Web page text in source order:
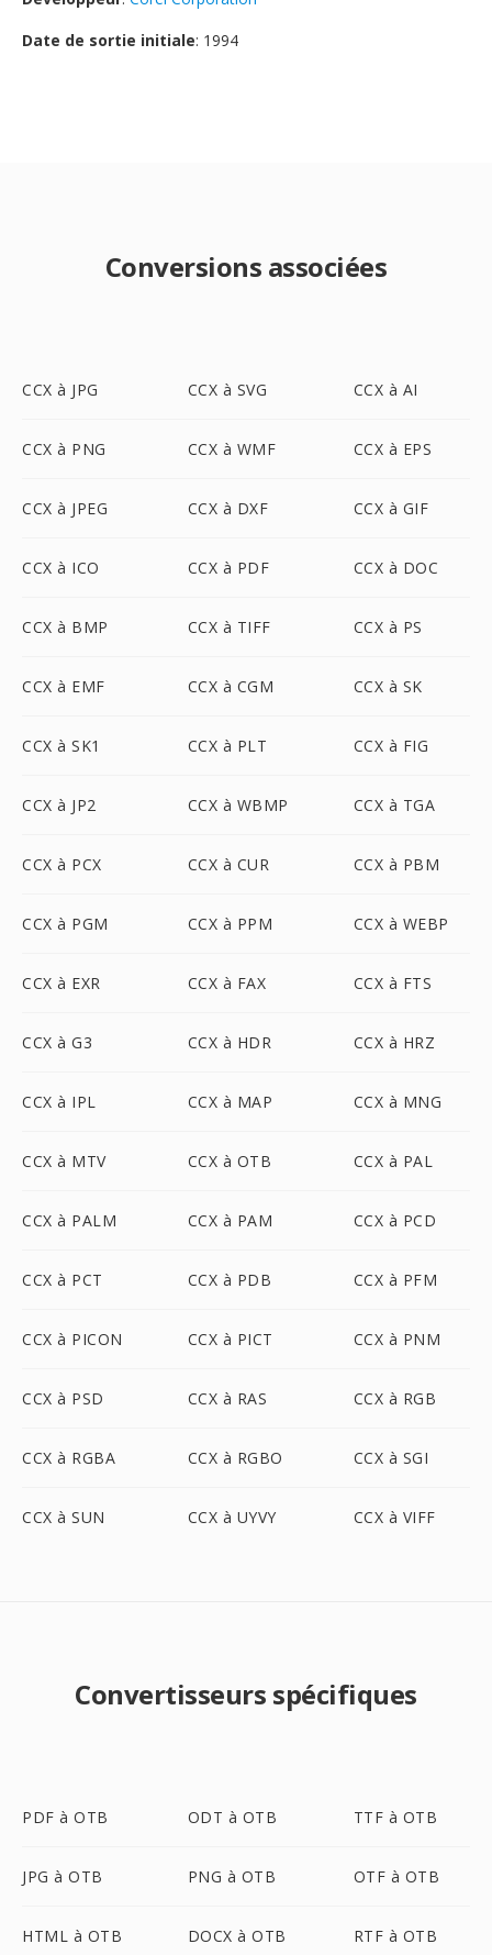
Date de sortie initiale: 1994
Conversions associées
CCX à JPG CCX à SVG CCX à AI
CCX à PNG CCX à WMF CCX à EPS
CCX à JPEG CCX à DXF CCX à GIF
CCX à ICO CCX à PDF CCX à DOC
CCX à BMP CCX à TIFF CCX à PS
CCX à EMF CCX à CGM CCX à SK
CCX à SK1 CCX à PLT CCX à FIG
CCX à JP2 CCX à WBMP CCX à TGA
CCX à PCX CCX à CUR CCX à PBM
CCX à PGM CCX à PPM CCX à WEBP
CCX à EXR CCX à FAX CCX à FTS
CCX à G3 CCX à HDR CCX à HRZ
CCX à IPL CCX à MAP CCX à MNG
CCX à MTV CCX à OTB CCX à PAL
CCX à PALM CCX à PAM CCX à PCD
CCX à PCT CCX à PDB CCX à PFM
CCX à PICON CCX à PICT CCX à PNM
CCX à PSD CCX à RAS CCX à RGB
CCX à RGBA CCX à RGBO CCX à SGI
CCX à SUN CCX à UYVY CCX à VIFF
Convertisseurs spécifiques
PDF à OTB ODT à OTB TTF à OTB
JPG à OTB PNG à OTB OTF à OTB
HTML à OTB DOCX à OTB RTF à OTB